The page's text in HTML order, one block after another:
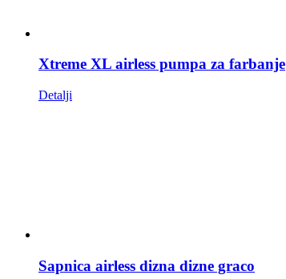
Xtreme XL airless pumpa za farbanje
Detalji
Sapnica airless dizna dizne graco